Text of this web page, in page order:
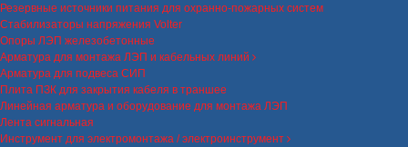
Резервные источники питания для охранно-пожарных систем
Стабилизаторы напряжения Volter
Опоры ЛЭП железобетонные
Арматура для монтажа ЛЭП и кабельных линий
Арматура для подвеса СИП
Плита ПЗК для закрытия кабеля в траншее
Линейная арматура и оборудование для монтажа ЛЭП
Лента сигнальная
Инструмент для электромонтажа / электроинструмент